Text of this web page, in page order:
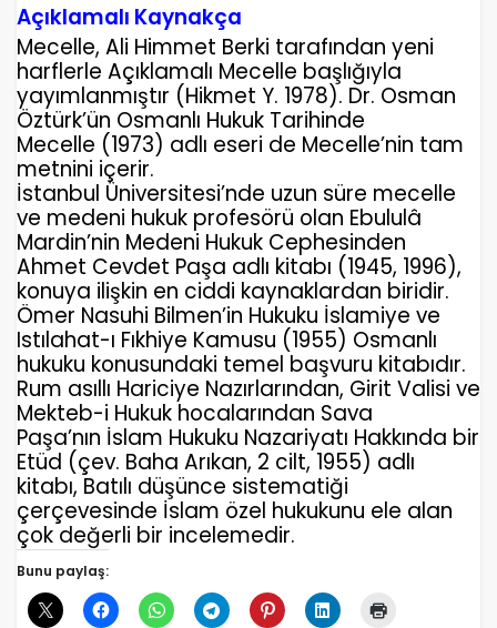
Açıklamalı Kaynakça
Mecelle, Ali Himmet Berki tarafından yeni
harflerle Açıklamalı Mecelle başlığıyla
yayımlanmıştır (Hikmet Y. 1978). Dr. Osman
Öztürk’ün Osmanlı Hukuk Tarihinde
Mecelle (1973) adlı eseri de Mecelle’nin tam
metnini içerir.
İstanbul Üniversitesi’nde uzun süre mecelle
ve medeni hukuk profesörü olan Ebululâ
Mardin’nin Medeni Hukuk Cephesinden
Ahmet Cevdet Paşa adlı kitabı (1945, 1996),
konuya ilişkin en ciddi kaynaklardan biridir.
Ömer Nasuhi Bilmen’in Hukuku İslamiye ve
Istılahat-ı Fıkhiye Kamusu (1955) Osmanlı
hukuku konusundaki temel başvuru kitabıdır.
Rum asıllı Hariciye Nazırlarından, Girit Valisi ve
Mekteb-i Hukuk hocalarından Sava
Paşa’nın İslam Hukuku Nazariyatı Hakkında bir
Etüd (çev. Baha Arıkan, 2 cilt, 1955) adlı
kitabı, Batılı düşünce sistematiği
çerçevesinde İslam özel hukukunu ele alan
çok değerli bir incelemedir.
Bunu paylaş: